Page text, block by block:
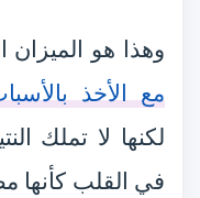
وهذا هو
مع الأخذ
لكنها لا تملك
في القلب كأنها